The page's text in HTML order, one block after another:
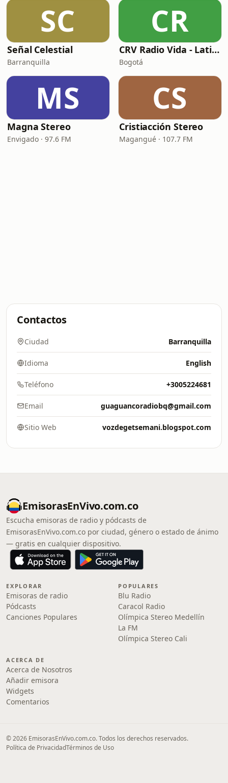
SC
Señal Celestial
Barranquilla
CR
CRV Radio Vida - Latina
Bogotá
MS
Magna Stereo
Envigado · 97.6 FM
CS
Cristiacción Stereo
Magangué · 107.7 FM
Contactos
Ciudad Barranquilla
Idioma English
Teléfono +3005224681
Email guaguancoradiobq@gmail.com
Sitio Web vozdegetsemani.blogspot.com
EmisorasEnVivo.com.co
Escucha emisoras de radio y pódcasts de
EmisorasEnVivo.com.co por ciudad, género o estado de ánimo
— gratis en cualquier dispositivo.
EXPLORAR
Emisoras de radio
Pódcasts
Canciones Populares
POPULARES
Blu Radio
Caracol Radio
Olímpica Stereo Medellín
La FM
Olímpica Stereo Cali
ACERCA DE
Acerca de Nosotros
Añadir emisora
Widgets
Comentarios
© 2026 EmisorasEnVivo.com.co. Todos los derechos reservados.
Política de PrivacidadTérminos de Uso